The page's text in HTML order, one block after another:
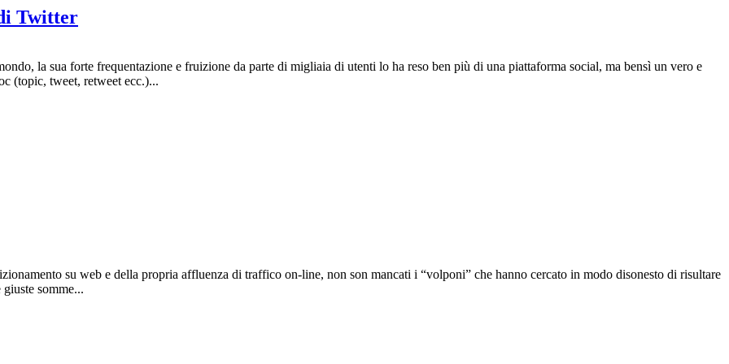
Twitter
la sua forte frequentazione e fruizione da parte di migliaia di utenti lo ha reso ben più di una piattaforma social, ma bensì un vero e
(topic, tweet, retweet ecc.)...
su web e della propria affluenza di traffico on-line, non son mancati i “volponi” che hanno cercato in modo disonesto di risultare
somme...